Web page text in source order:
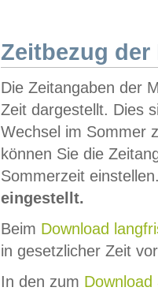
Zeitbezug der
Die Zeitangaben der
Zeit dargestellt. Dies
Wechsel im Sommer
können Sie die
Sommerzeit
eingestellt.
Beim Download
in gesetzlicher Zeit
In den zum Download